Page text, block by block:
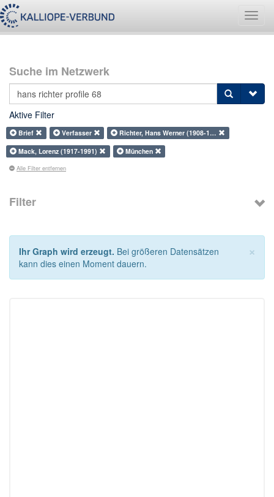
Suche im Netzwerk
Aktive Filter
Brief Verfasser
Richter, Hans Werner (1908-1…
Mack, Lorenz (1917-1991)
München
Alle Filter entfernen
Filter
×
Ihr Graph wird erzeugt. Bei größeren Datensätzen
kann dies einen Moment dauern.